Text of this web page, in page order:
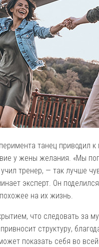
танец приводил
у жены желания. «Мы
тренер, — так лучше
эксперт. Он
на их жизнь.
что следовать за
структуру,
показать себя во